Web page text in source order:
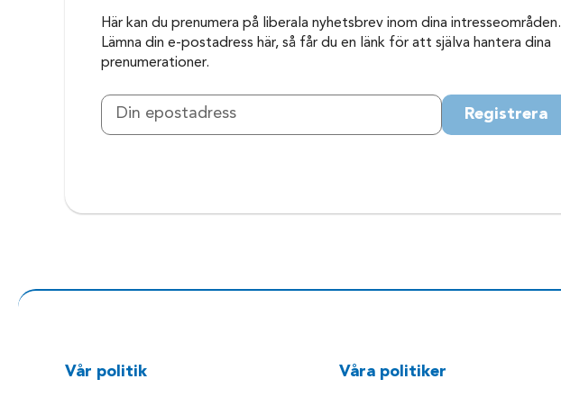
Här kan du prenumera på liberala nyhetsbrev inom dina intresseområden.
Lämna din e-postadress här, så får du en länk för att själva hantera dina
prenumerationer.
Registrera
Vår politik Våra politiker